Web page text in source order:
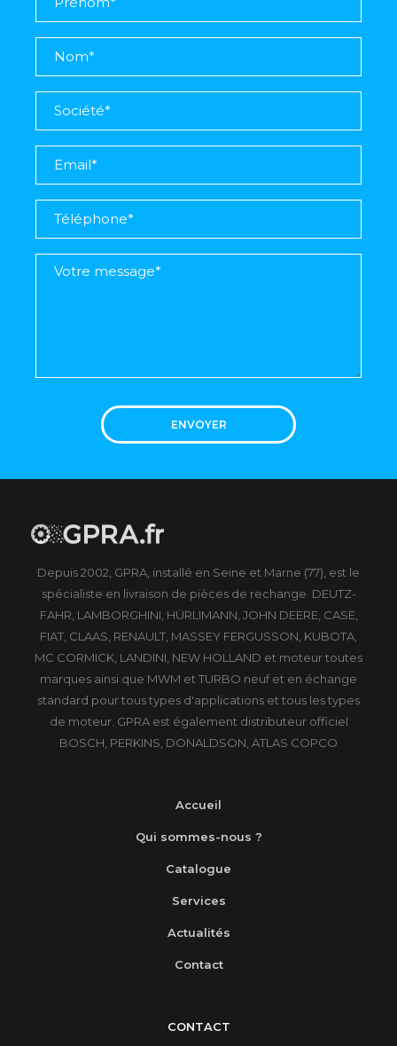
ENVOYER
Depuis 2002, GPRA, installé en Seine et Marne (77), est le
spécialiste en livraison de pièces de rechange DEUTZ-
FAHR, LAMBORGHINI, HÜRLIMANN, JOHN DEERE, CASE,
FIAT, CLAAS, RENAULT, MASSEY FERGUSSON, KUBOTA,
MC CORMICK, LANDINI, NEW HOLLAND et moteur toutes
marques ainsi que MWM et TURBO neuf et en échange
standard pour tous types d'applications et tous les types
de moteur. GPRA est également distributeur officiel
BOSCH, PERKINS, DONALDSON, ATLAS COPCO
Accueil
Qui sommes-nous ?
Catalogue
Services
Actualités
Contact
CONTACT